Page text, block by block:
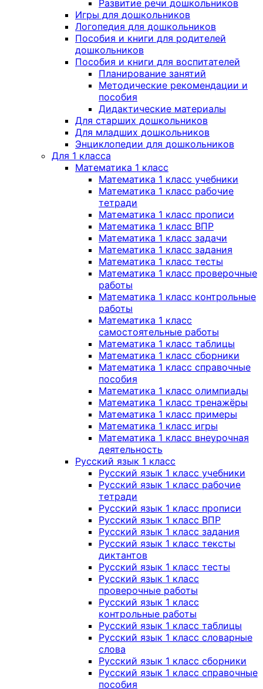
Развитие речи дошкольников
Игры для дошкольников
Логопедия для дошкольников
Пособия и книги для родителей
дошкольников
Пособия и книги для воспитателей
Планирование занятий
Методические рекомендации и
пособия
Дидактические материалы
Для старших дошкольников
Для младших дошкольников
Энциклопедии для дошкольников
Для 1 класса
Математика 1 класс
Математика 1 класс учебники
Математика 1 класс рабочие
тетради
Математика 1 класс прописи
Математика 1 класс ВПР
Математика 1 класс задачи
Математика 1 класс задания
Математика 1 класс тесты
Математика 1 класс проверочные
работы
Математика 1 класс контрольные
работы
Математика 1 класс
самостоятельные работы
Математика 1 класс таблицы
Математика 1 класс сборники
Математика 1 класс справочные
пособия
Математика 1 класс олимпиады
Математика 1 класс тренажёры
Математика 1 класс примеры
Математика 1 класс игры
Математика 1 класс внеурочная
деятельность
Русский язык 1 класс
Русский язык 1 класс учебники
Русский язык 1 класс рабочие
тетради
Русский язык 1 класс прописи
Русский язык 1 класс ВПР
Русский язык 1 класс задания
Русский язык 1 класс тексты
диктантов
Русский язык 1 класс тесты
Русский язык 1 класс
проверочные работы
Русский язык 1 класс
контрольные работы
Русский язык 1 класс таблицы
Русский язык 1 класс словарные
слова
Русский язык 1 класс сборники
Русский язык 1 класс справочные
пособия